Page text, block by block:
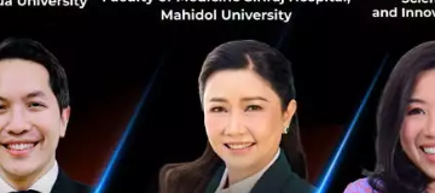
ได้ง่าย ซึ่งเมื่อสมองถูกใช้งานหนัก ความอดทนก็
อย่างถาโถมใส่หรือต่อให้ตัดสินใจไปแล้วก็ยังอด
คนอาจลามไปถึงอาการทางร่างกาย เช่น ปวดหั
เป็นแล้วเป็นเลย มันเป็นอาการชั่วคร่าว ถ้าได้พั
ตัดสินใจได้ตามปกติ